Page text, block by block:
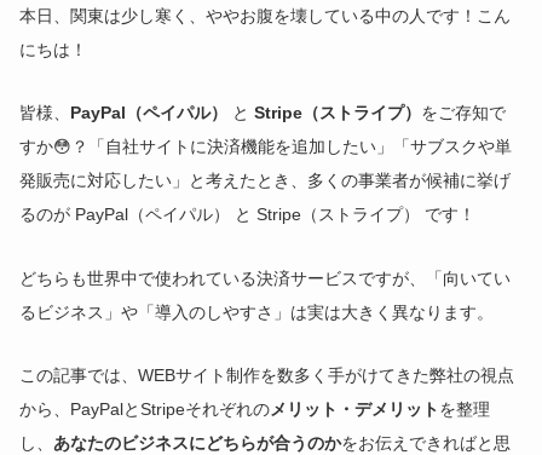
本日、関東は少し寒く、ややお腹を壊している中の人です！こん
にちは！
皆様、 PayPal（ペイパル） とStripe（ストライプ） をご存知で
すか😳？「自社サイトに決済機能を追加したい」「サブスクや単
発販売に対応したい」と考えたとき、多くの事業者が候補に挙げ
るのが PayPal（ペイパル） と Stripe（ストライプ） です！
どちらも世界中で使われている決済サービスですが、「向いてい
るビジネス」や「導入のしやすさ」は実は大きく異なります。
この記事では、WEBサイト制作を数多く手がけてきた弊社の視点
から、PayPalとStripeそれぞれのメリット・デメリットを整理
し、 あなたのビジネスにどちらが合うのかをお伝えできればと思